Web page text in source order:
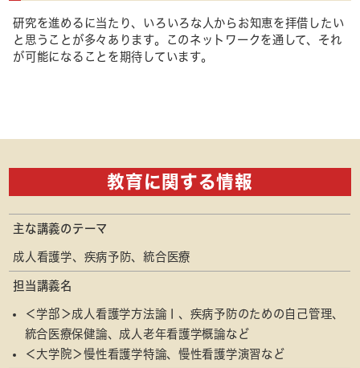
研究を進めるに当たり、いろいろな人からお知恵を拝借したい
と思うことが多々あります。このネットワークを通して、それ
が可能になることを期待しています。
教育に関する情報
主な講義のテーマ
成人看護学、疾病予防、統合医療
担当講義名
＜学部＞成人看護学方法論Ⅰ、疾病予防のための自己管理、
統合医療保健論、成人老年看護学概論など
＜大学院＞慢性看護学特論、慢性看護学演習など